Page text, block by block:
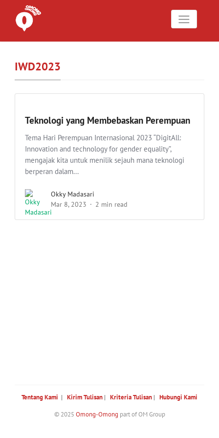
IWD2023
Teknologi yang Membebaskan Perempuan
Tema Hari Perempuan Internasional 2023 “DigitAll:
Innovation and technology for gender equality”,
mengajak kita untuk menilik sejauh mana teknologi
berperan dalam...
Okky Madasari
Mar 8, 2023
2 min read
Tentang Kami | Kirim Tulisan| Kriteria Tulisan| Hubungi Kami
© 2025 Omong-Omong part of OM Group